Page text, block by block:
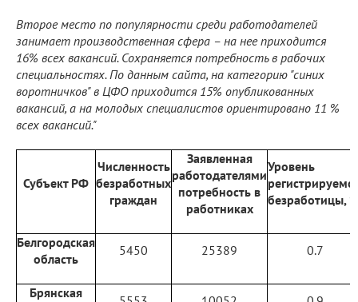
Второе место по популярности среди работодателей
занимает производственная сфера – на нее приходится
16% всех вакансий. Сохраняется потребность в рабочих
специальностях. По данным сайта, на категорию "синих
воротничков" в ЦФО приходится 15% опубликованных
вакансий, а на молодых специалистов ориентировано 11 %
всех вакансий."
Субъект РФ
Численность
безработных
граждан
Заявленная
работодателями
потребность в
работниках
Уровень
безработицы,
Белгородская
область
5450 25389 0.7
Брянская